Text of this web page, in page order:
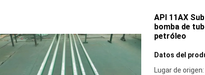
API 11AX
bomba de
petróleo
Datos del
Lugar de origen: